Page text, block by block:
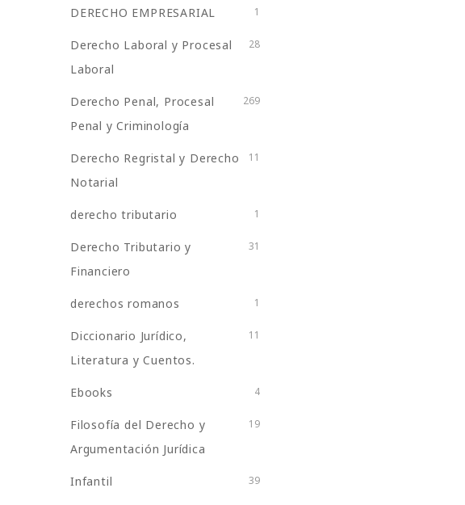
DERECHO EMPRESARIAL 1
Derecho Laboral y Procesal
Laboral
28
Derecho Penal, Procesal
Penal y Criminología
269
Derecho Regristal y Derecho
Notarial
11
derecho tributario 1
Derecho Tributario y
Financiero
31
derechos romanos 1
Diccionario Jurídico,
Literatura y Cuentos.
11
Ebooks 4
Filosofía del Derecho y
Argumentación Jurídica
19
Infantil 39